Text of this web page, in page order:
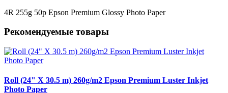
4R 255g 50p Epson Premium Glossy Photo Paper
Рекомендуемые товары
Roll (24" X 30.5 m) 260g/m2 Epson Premium Luster Inkjet
Photo Paper